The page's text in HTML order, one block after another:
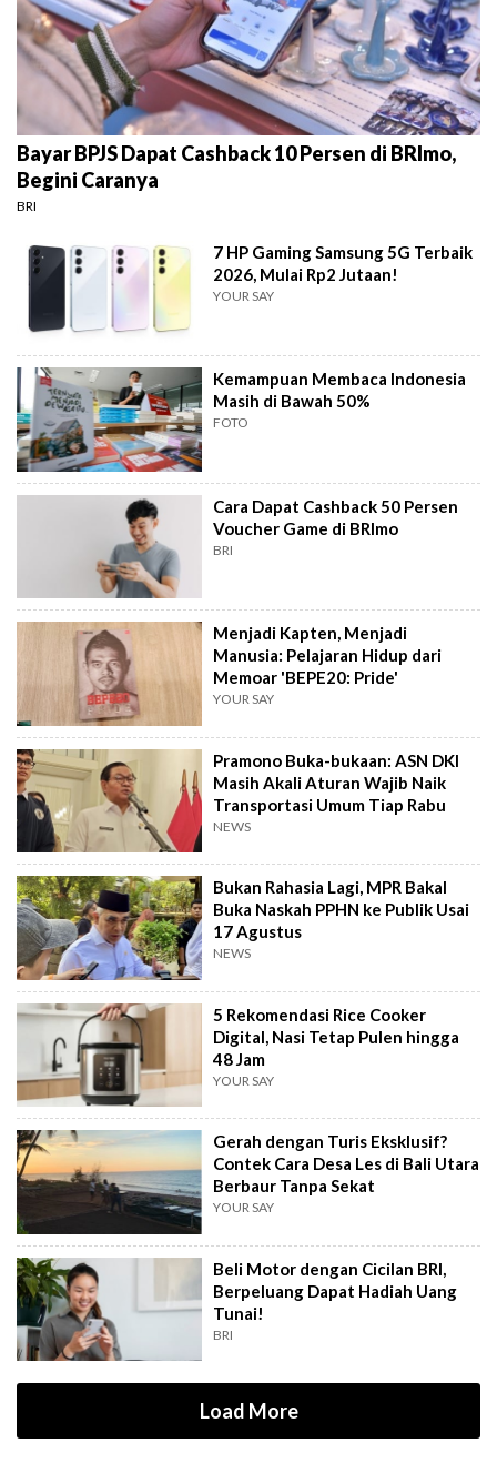
Bayar BPJS Dapat Cashback 10 Persen di BRImo,
Begini Caranya
BRI
7 HP Gaming Samsung 5G Terbaik
2026, Mulai Rp2 Jutaan!
YOUR SAY
Kemampuan Membaca Indonesia
Masih di Bawah 50%
FOTO
Cara Dapat Cashback 50 Persen
Voucher Game di BRImo
BRI
Menjadi Kapten, Menjadi
Manusia: Pelajaran Hidup dari
Memoar 'BEPE20: Pride'
YOUR SAY
Pramono Buka-bukaan: ASN DKI
Masih Akali Aturan Wajib Naik
Transportasi Umum Tiap Rabu
NEWS
Bukan Rahasia Lagi, MPR Bakal
Buka Naskah PPHN ke Publik Usai
17 Agustus
NEWS
5 Rekomendasi Rice Cooker
Digital, Nasi Tetap Pulen hingga
48 Jam
YOUR SAY
Gerah dengan Turis Eksklusif?
Contek Cara Desa Les di Bali Utara
Berbaur Tanpa Sekat
YOUR SAY
Beli Motor dengan Cicilan BRI,
Berpeluang Dapat Hadiah Uang
Tunai!
BRI
Load More